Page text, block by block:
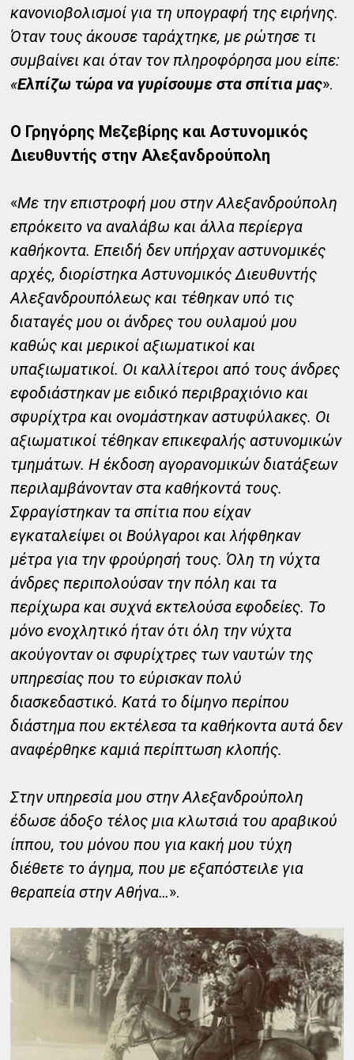
κανονιοβολισμοί για τη υπογραφή της ειρήνης.
Όταν τους άκουσε ταράχτηκε, με ρώτησε τι
συμβαίνει και όταν τον πληροφόρησα μου είπε:
«Ελπίζω τώρα να γυρίσουμε στα σπίτια μας».
Ο Γρηγόρης Μεζεβίρης και Αστυνομικός
Διευθυντής στην Αλεξανδρούπολη
«Με την επιστροφή μου στην Αλεξανδρούπολη
επρόκειτο να αναλάβω και άλλα περίεργα
καθήκοντα. Επειδή δεν υπήρχαν αστυνομικές
αρχές, διορίστηκα Αστυνομικός Διευθυντής
Αλεξανδρουπόλεως και τέθηκαν υπό τις
διαταγές μου οι άνδρες του ουλαμού μου
καθώς και μερικοί αξιωματικοί και
υπαξιωματικοί. Οι καλλίτεροι από τους άνδρες
εφοδιάστηκαν με ειδικό περιβραχιόνιο και
σφυρίχτρα και ονομάστηκαν αστυφύλακες. Οι
αξιωματικοί τέθηκαν επικεφαλής αστυνομικών
τμημάτων. Η έκδοση αγορανομικών διατάξεων
περιλαμβάνονταν στα καθήκοντά τους.
Σφραγίστηκαν τα σπίτια που είχαν
εγκαταλείψει οι Βούλγαροι και λήφθηκαν
μέτρα για την φρούρησή τους. Όλη τη νύχτα
άνδρες περιπολούσαν την πόλη και τα
περίχωρα και συχνά εκτελούσα εφοδείες. Το
μόνο ενοχλητικό ήταν ότι όλη την νύχτα
ακούγονταν οι σφυρίχτρες των ναυτών της
υπηρεσίας που το εύρισκαν πολύ
διασκεδαστικό. Κατά το δίμηνο περίπου
διάστημα που εκτέλεσα τα καθήκοντα αυτά δεν
αναφέρθηκε καμιά περίπτωση κλοπής.
Στην υπηρεσία μου στην Αλεξανδρούπολη
έδωσε άδοξο τέλος μια κλωτσιά του αραβικού
ίππου, του μόνου που για κακή μου τύχη
διέθετε το άγημα, που με εξαπόστειλε για
θεραπεία στην Αθήνα…».